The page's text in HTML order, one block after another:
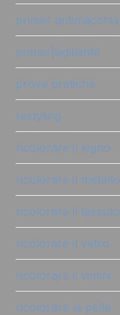
primer antimacchia
primer|sigillante
prove pratiche
restyling
ricolorare il legno
ricolorare il metallo
ricolorare il tessuto
ricolorare il vetro
ricolorare il vimini
ricolorare la pelle